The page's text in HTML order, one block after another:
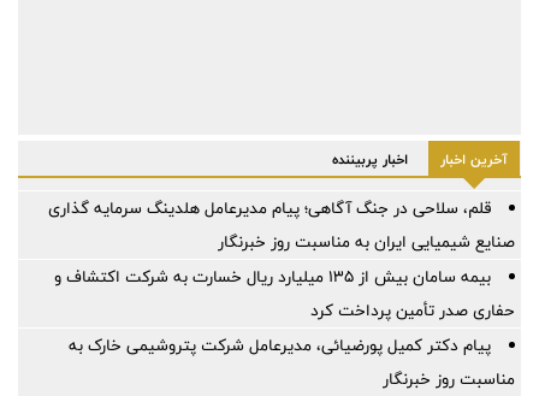
آخرین اخبار اخبار پربیننده
قلم، سلاحی در جنگ آگاهی؛ پیام مدیرعامل هلدینگ سرمایه گذاری
صنایع شیمیایی ایران به مناسبت روز خبرنگار
بیمه سامان بیش از ۱۳۵ میلیارد ریال خسارت به شرکت اکتشاف و
حفاری صدر تأمین پرداخت کرد
پیام دکتر کمیل پورضیائی، مدیرعامل شرکت پتروشیمی خارک به
مناسبت روز خبرنگار